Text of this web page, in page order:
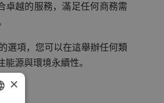
卓越的服務，滿足任何商務需
選項，您可以在這舉辦任何類
源與環境永續性。
×